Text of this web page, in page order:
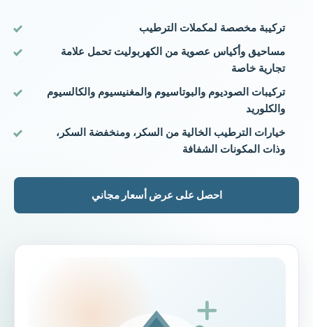
تركيبة مخصصة لمكملات الترطيب
مساحيق وأكياس عصوية من الكهربوليت تحمل علامة
تجارية خاصة
تركيبات الصوديوم والبوتاسيوم والمغنيسيوم والكالسيوم
والكلوريد
خيارات الترطيب الخالية من السكر، ومنخفضة السكر،
وذات المكونات الشفافة
احصل على عرض أسعار مجاني